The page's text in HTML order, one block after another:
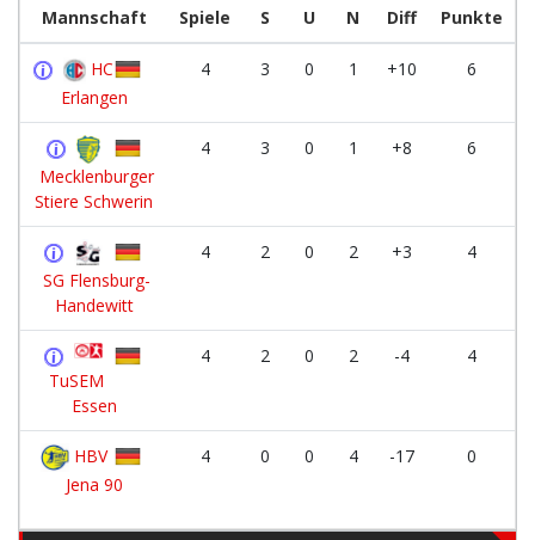
Mannschaft Spiele S U N Diff Punkte
HC
Erlangen
4 3 0 1 +10 6
Mecklenburger
Stiere Schwerin
4 3 0 1 +8 6
SG Flensburg-
Handewitt
4 2 0 2 +3 4
TuSEM
Essen
4 2 0 2 -4 4
HBV
Jena 90
4 0 0 4 -17 0